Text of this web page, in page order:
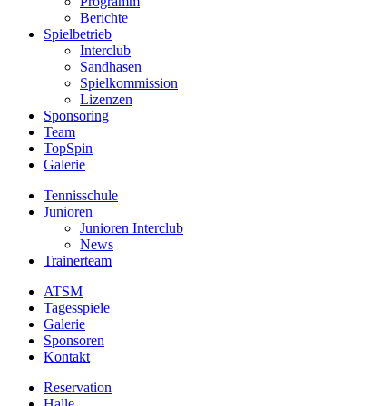
Berichte
Spielbetrieb
Interclub
Sandhasen
Spielkommission
Lizenzen
Sponsoring
Team
TopSpin
Galerie
Tennisschule
Junioren
Junioren Interclub
News
Trainerteam
ATSM
Tagesspiele
Galerie
Sponsoren
Kontakt
Reservation